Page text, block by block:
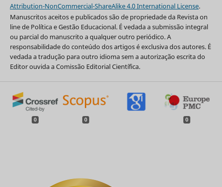
Attribution-NonCommercial-ShareAlike 4.0 International License.
Manuscritos aceitos e publicados são de propriedade da Revista on
line de Política e Gestão Educacional. É vedada a submissão integral
ou parcial do manuscrito a qualquer outro periódico. A
responsabilidade do conteúdo dos artigos é exclusiva dos autores. É
vedada a tradução para outro idioma sem a autorização escrita do
Editor ouvida a Comissão Editorial Científica.
0 0 0